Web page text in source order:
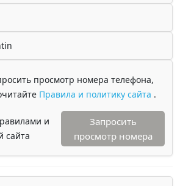
просмотр номера телефона,
Правила и политику сайта .
и
сайта
Запросить
просмотр номера